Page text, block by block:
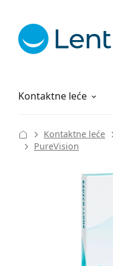
Kontaktne leće
Otopine za leće
Sve o kupovini
Kontaktne leće
PureVision